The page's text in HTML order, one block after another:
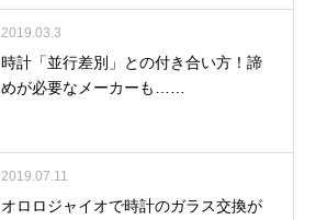
2019.03.3
時計「並行差別」との付き合い方！諦
めが必要なメーカーも……
2019.07.11
オロロジャイオで時計のガラス交換が